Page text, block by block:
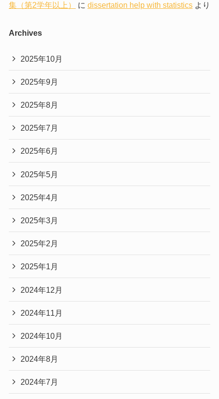
集（第2学年以上）
に dissertation help with statisticsより
Archives
2025年10月
2025年9月
2025年8月
2025年7月
2025年6月
2025年5月
2025年4月
2025年3月
2025年2月
2025年1月
2024年12月
2024年11月
2024年10月
2024年8月
2024年7月